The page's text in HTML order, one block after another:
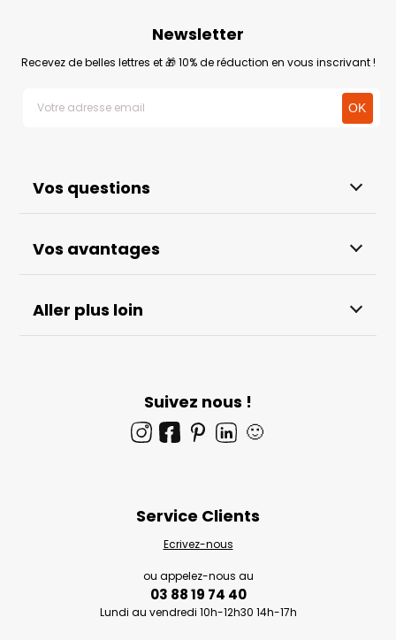
Vos questions
Vos avantages
Aller plus loin
Newsletter
Recevez de belles lettres et 🎁 10% de réduction en vous inscrivant !
Suivez nous !
🙂
Service Clients
Ecrivez-nous
ou appelez-nous au
03 88 19 74 40
Lundi au vendredi 10h-12h30 14h-17h